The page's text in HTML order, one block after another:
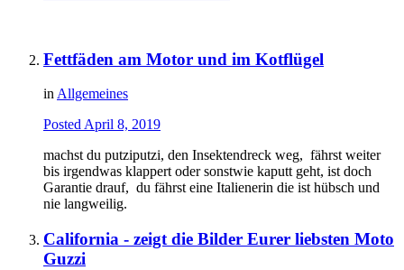
Fettfäden am Motor und im Kotflügel
in Allgemeines
Posted April 8, 2019
machst du putziputzi, den Insektendreck weg, fährst weiter
bis irgendwas klappert oder sonstwie kaputt geht, ist doch
Garantie drauf, du fährst eine Italienerin die ist hübsch und
nie langweilig.
California - zeigt die Bilder Eurer liebsten Moto
Guzzi